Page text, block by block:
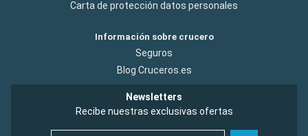
Carta de protección datos personales
Información sobre crucero
Seguros
Blog Cruceros.es
Newsletters
Recibe nuestras exclusivas ofertas